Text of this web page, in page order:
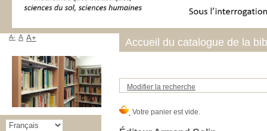
Modifier la recherche
Accueil du catalogue de la
A- A A+